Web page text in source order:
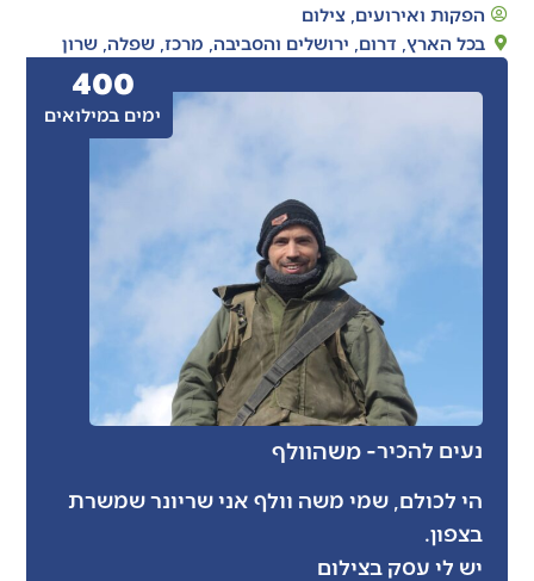
הפקות ואירועים ,צילום
בכל הארץ דרום ירושלים והסביבה מרכז ,שפלה ,שרון
ימים במילואים
400
נעים להכיר- משהוולף
הי לכולם, שמי משה וולף אני שריונר שמשרת
בצפון.
יש לי עסק בצילום